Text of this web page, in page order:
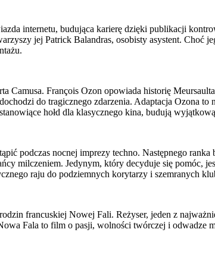
internetu, budująca karierę dzięki publikacji
jej Patrick Balandras, osobisty asystent. Choć
François Ozon opowiada historię
do tragicznego zdarzenia. Adaptacja Ozona
hołd dla klasycznego kina, budują
podczas nocnej imprezy techno. Następnego
milczeniem. Jedynym, który decyduje się pomóc,
raju do podziemnych korytarzy i szemranych
francuskiej Nowej Fali. Reżyser, jeden z
Fala to film o pasji, wolności twórczej i odwadze